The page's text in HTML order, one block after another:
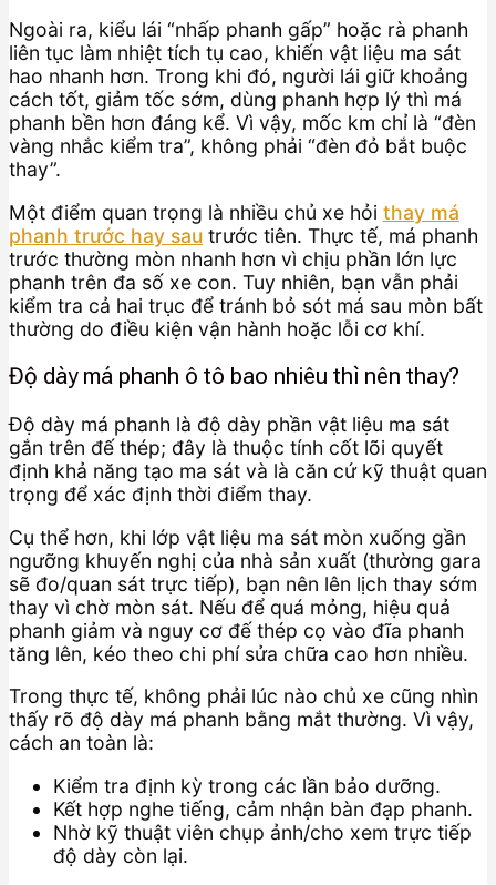
Ngoài ra, kiểu lái “nhấp phanh gấp” hoặc rà phanh
liên tục làm nhiệt tích tụ cao, khiến vật liệu ma sát
hao nhanh hơn. Trong khi đó, người lái giữ khoảng
cách tốt, giảm tốc sớm, dùng phanh hợp lý thì má
phanh bền hơn đáng kể. Vì vậy, mốc km chỉ là “đèn
vàng nhắc kiểm tra”, không phải “đèn đỏ bắt buộc
thay”.
Một điểm quan trọng là nhiều chủ xe hỏi thay má
phanh trước hay sau trước tiên. Thực tế, má phanh
trước thường mòn nhanh hơn vì chịu phần lớn lực
phanh trên đa số xe con. Tuy nhiên, bạn vẫn phải
kiểm tra cả hai trục để tránh bỏ sót má sau mòn bất
thường do điều kiện vận hành hoặc lỗi cơ khí.
Độ dày má phanh ô tô bao nhiêu thì nên thay?
Độ dày má phanh là độ dày phần vật liệu ma sát
gắn trên đế thép; đây là thuộc tính cốt lõi quyết
định khả năng tạo ma sát và là căn cứ kỹ thuật quan
trọng để xác định thời điểm thay.
Cụ thể hơn, khi lớp vật liệu ma sát mòn xuống gần
ngưỡng khuyến nghị của nhà sản xuất (thường gara
sẽ đo/quan sát trực tiếp), bạn nên lên lịch thay sớm
thay vì chờ mòn sát. Nếu để quá mỏng, hiệu quả
phanh giảm và nguy cơ đế thép cọ vào đĩa phanh
tăng lên, kéo theo chi phí sửa chữa cao hơn nhiều.
Trong thực tế, không phải lúc nào chủ xe cũng nhìn
thấy rõ độ dày má phanh bằng mắt thường. Vì vậy,
cách an toàn là:
Kiểm tra định kỳ trong các lần bảo dưỡng.
Kết hợp nghe tiếng, cảm nhận bàn đạp phanh.
Nhờ kỹ thuật viên chụp ảnh/cho xem trực tiếp
độ dày còn lại.